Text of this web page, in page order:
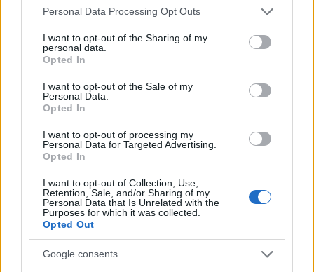
Please note that this website/app uses one or more Google
not limited to your visit or usage behaviour. You may click to
grant or deny consent to Google and its third-party tags to
use your data for below specified purposes in below Google
consent section.
Personal Data Processing Opt Outs
I want to opt-out of the Sharing of my
personal data.
Opted In
I want to opt-out of the Sale of my
Personal Data.
Opted In
I want to opt-out of processing my
Personal Data for Targeted Advertising.
Opted In
I want to opt-out of Collection, Use,
Retention, Sale, and/or Sharing of my
Personal Data that Is Unrelated with the
Purposes for which it was collected.
Opted Out
Google consents
Brentolie daalt naar 88.9 dollar: grondstoffen onder druk
Sanne De Vries · 6 aug 2026